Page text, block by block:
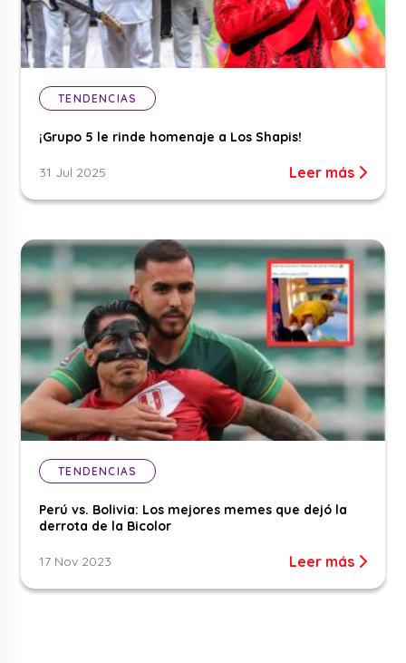
TENDENCIAS
¡Grupo 5 le rinde homenaje a Los Shapis!
31 Jul 2025 Leer más
TENDENCIAS
Perú vs. Bolivia: Los mejores memes que dejó la
derrota de la Bicolor
17 Nov 2023 Leer más